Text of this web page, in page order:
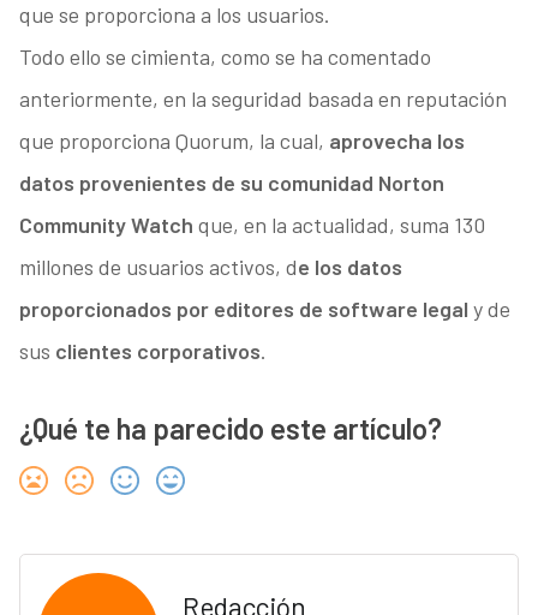
que se proporciona a los usuarios.
Todo ello se cimienta, como se ha comentado
anteriormente, en la seguridad basada en reputación
que proporciona Quorum, la cual, aprovecha los
datos provenientes de su comunidad Norton
Community Watch que, en la actualidad, suma 130
millones de usuarios activos, de los datos
proporcionados por editores de software legal y de
sus clientes corporativos.
¿Qué te ha parecido este artículo?
Redacción